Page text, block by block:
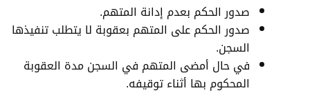
صدور الحكم بعدم إدانة المتهم.
صدور الحكم على المتهم بعقوبة لا يتطلب تنفيذها
السجن.
في حال أمضى المتهم في السجن مدة العقوبة
المحكوم بها أثناء توقيفه.